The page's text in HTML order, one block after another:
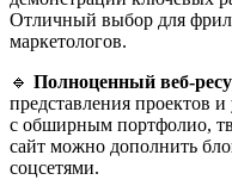
Отличный выбор для
маркетологов.
🔹 Полноценный веб-
представления проектов
с обширным портфолио,
сайт можно дополнить
соцсетями.